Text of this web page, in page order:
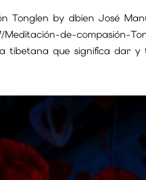
Tonglen by dbien José
Meditación-de-compasión-
tibetana que significa dar y